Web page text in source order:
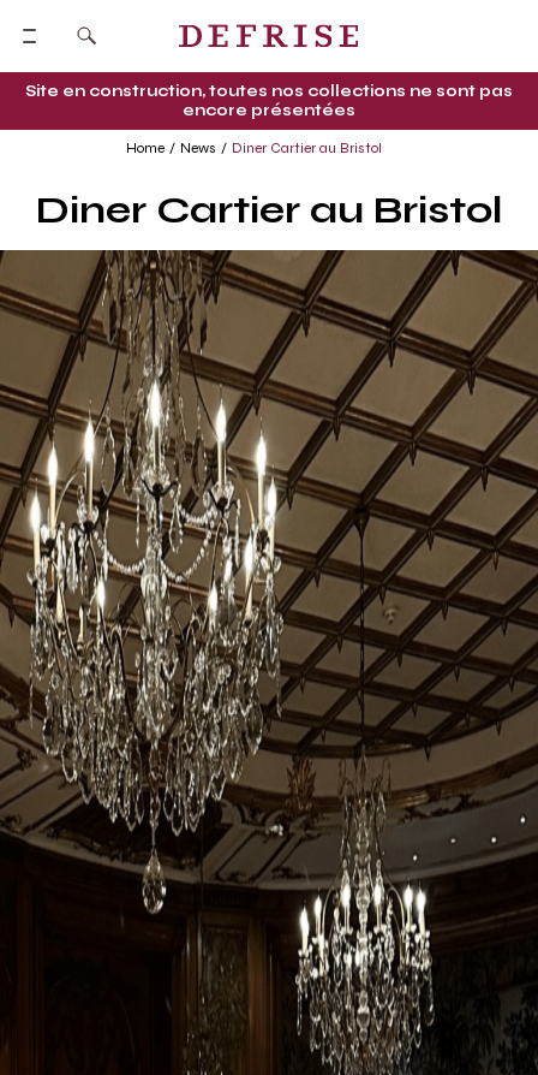
Site en construction, toutes nos collections ne sont pas
encore présentées
Home News Diner Cartier au Bristol
Diner Cartier au Bristol